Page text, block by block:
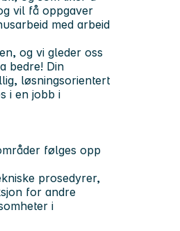
vil få oppgaver
med arbeid
og vi gleder oss
bedre! Din
løsningsorientert
i en jobb i
følges opp
prosedyrer,
for andre
i